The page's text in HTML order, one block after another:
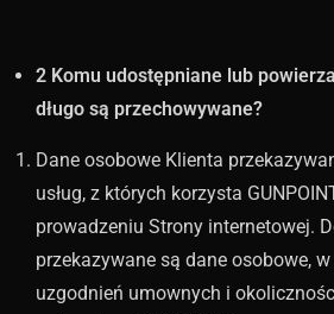
2 Komu udostępniane lub
długo są przechowywane?
Dane osobowe Klienta
usług, z których korzysta
prowadzeniu Strony internetowej.
przekazywane są dane osobowe,
uzgodnień umownych i